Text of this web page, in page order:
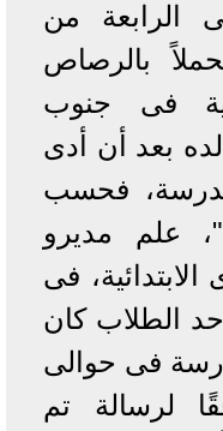
الرابعة من
بالرصاص
فى جنوب
بعد أن أدى
فحسب
ما نشره موقع "cnn"، علم مديرو
فى
الطلاب كان
فى حوالى
وفقًا لرسالة تم